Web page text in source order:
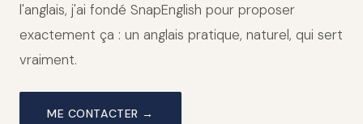
l'anglais, j'ai fondé SnapEnglish pour proposer
exactement ça : un anglais pratique, naturel, qui sert
vraiment.
ME CONTACTER →